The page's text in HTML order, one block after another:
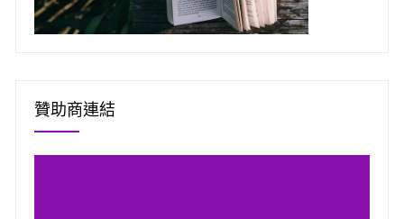
贊助商連結